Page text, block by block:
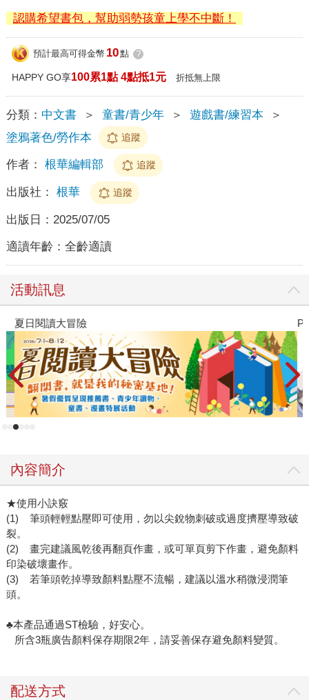
認購希望書包，幫助弱勢孩童上學不中斷！
預計最高可得金幣 10點 ?
HAPPY GO享100累1點 4點抵1元 折抵無上限
分類： 中文書 ＞ 童書/青少年 ＞ 遊戲書/練習本
＞
塗鴉著色/勞作本
追蹤
作者： 根華編輯部 追蹤
出版社： 根華 追蹤
出版日： 2025/07/05
適讀年齡： 全齡適讀
活動訊息
夏日閱讀大冒險
內容簡介
★使用小訣竅
(1) 筆頭輕輕點壓即可使用，勿以尖銳物刺破或過度擠壓導致破
裂。
(2) 畫完建議風乾後再翻頁作畫，或可單頁剪下作畫，避免顏料
印染破壞畫作。
(3) 若筆頭乾掉導致顏料點壓不流暢，建議以溫水稍微浸潤筆
頭。
♣本產品通過ST檢驗，好安心。
所含3瓶廣告顏料保存期限2年，請妥善保存避免顏料變質。
配送方式